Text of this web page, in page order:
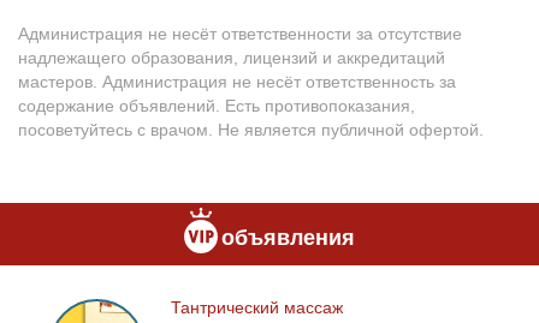
Администрация не несёт ответственности за отсутствие
надлежащего образования, лицензий и аккредитаций
мастеров. Администрация не несёт ответственность за
содержание объявлений. Есть противопоказания,
посоветуйтесь с врачом. Не является публичной офертой.
объявления
Тантрический
Тан­три­че­ский мас­саж